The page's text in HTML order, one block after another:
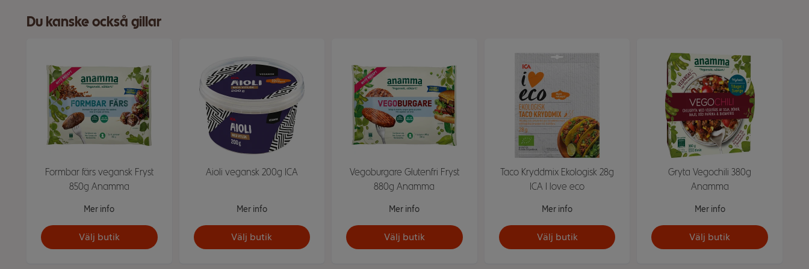
Du kanske också gillar
Formbar färs vegansk Fryst
850g Anamma
Mer info
Välj butik
Aioli vegansk 200g ICA
Mer info
Välj butik
Vegoburgare Glutenfri Fryst
880g Anamma
Mer info
Välj butik
Taco Kryddmix Ekologisk 28g
ICA I love eco
Mer info
Välj butik
Gryta Vegochili 380g
Anamma
Mer info
Välj butik